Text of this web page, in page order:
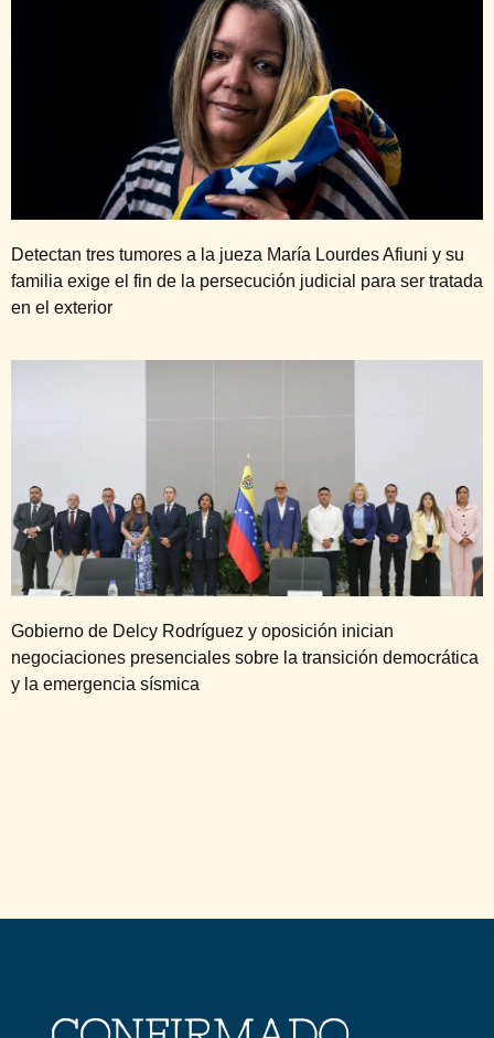
Detectan tres tumores a la jueza María Lourdes Afiuni y su
familia exige el fin de la persecución judicial para ser tratada
en el exterior
Gobierno de Delcy Rodríguez y oposición inician
negociaciones presenciales sobre la transición democrática
y la emergencia sísmica